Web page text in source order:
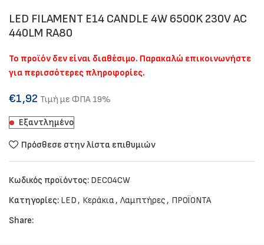
LED FILAMENT E14 CANDLE 4W 6500K 230V AC
440LM RA80
Το προϊόν δεν είναι διαθέσιμο. Παρακαλώ επικοινωνήστε
για περισσότερες πληροφορίες.
€1,92 Τιμή με ΦΠΑ 19%
Εξαντλημένο
Πρόσθεσε στην λίστα επιθυμιών
Κωδικός προϊόντος: DECO4CW
Κατηγορίες: LED, Κεράκια, Λαμπτήρες, ΠΡΟΪΟΝΤΑ
Share: